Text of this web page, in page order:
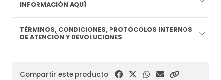
INFORMACIÓN AQUÍ
TÉRMINOS, CONDICIONES, PROTOCOLOS INTERNOS
DE ATENCIÓN Y DEVOLUCIONES
Compartir este producto